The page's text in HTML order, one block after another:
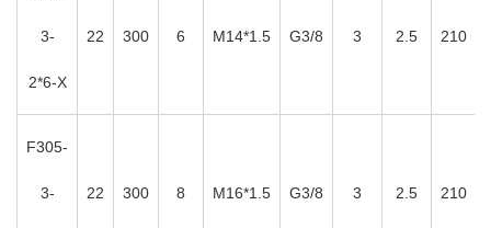
3-
2*6-X
22 300 6 M14*1.5 G3/8 3 2.5 210
F305-
3- 22 300 8 M16*1.5 G3/8 3 2.5 210